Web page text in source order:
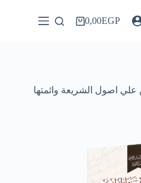
عربة0,00EGP
علي اصول الشريعة وائمتها